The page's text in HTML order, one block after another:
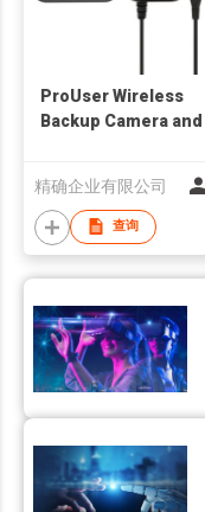
ProUser Wireless
Backup Camera and
精确企业有限公司
查询